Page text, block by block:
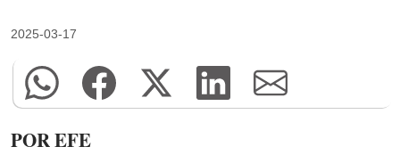
2025-03-17
POR EFE